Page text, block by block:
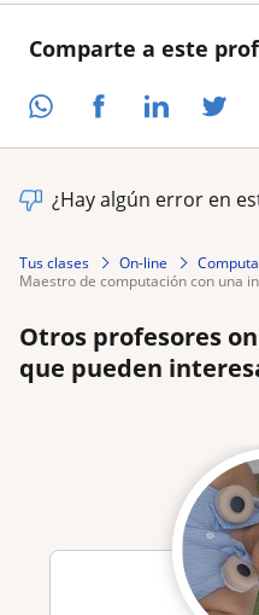
Comparte a este
¿Hay algún error en
Tus clases On-line
maestro de computación con una
Otros profesores
que pueden